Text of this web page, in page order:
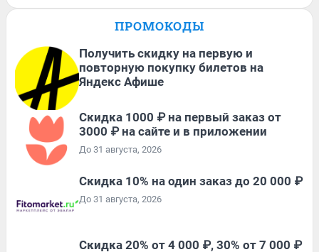
ПРОМОКОДЫ
Получить скидку на первую и
повторную покупку билетов на
Яндекс Афише
Скидка 1000 ₽ на первый заказ от
3000 ₽ на сайте и в приложении
До 31 августа, 2026
Скидка 10% на один заказ до 20 000 ₽
До 31 августа, 2026
Скидка 20% от 4 000 ₽, 30% от 7 000 ₽